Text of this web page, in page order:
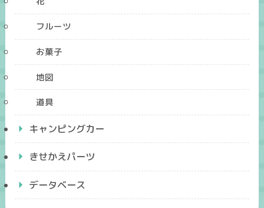
フルーツ
お菓子
地図
道具
キャンピングカー
きせかえパーツ
データベース